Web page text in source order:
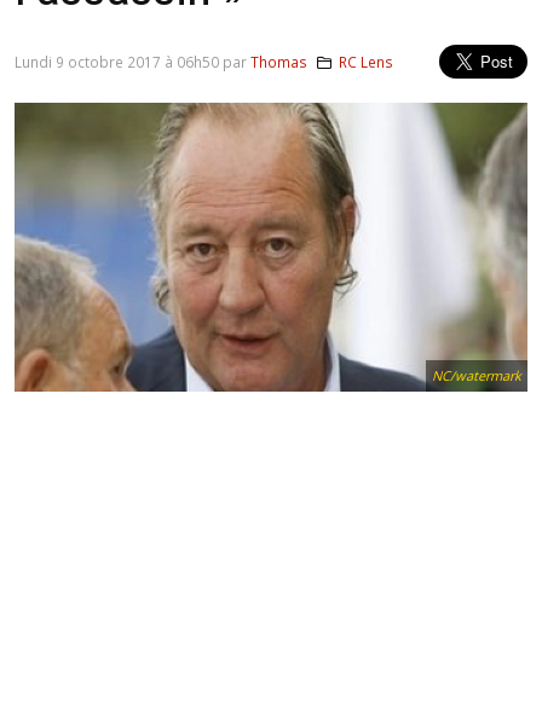
NC/watermark
Lundi 9 octobre 2017 à 06h50 parThomas RC Lens